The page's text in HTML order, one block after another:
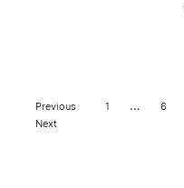
Previous 1 … 6
Next